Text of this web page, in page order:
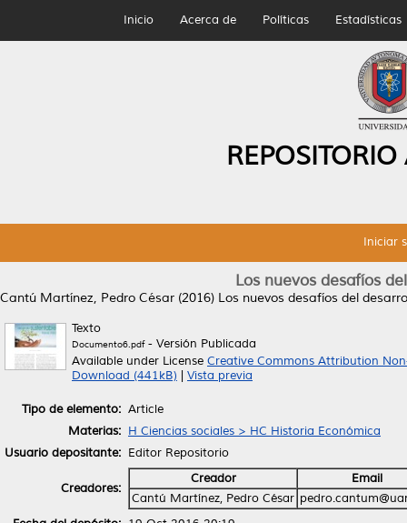
Inicio Acerca de Políticas Estadísticas
Iniciar
Los nuevos desafíos
Cantú Martínez, Pedro César (2016) Los nuevos desafíos del
Texto
Documento6.pdf- Versión Publicada
Available under License Creative Commons Attribution
Download (441kB)
Vista previa
Tipo de elemento: Article
Materias: H Ciencias sociales > HC Historia Económica
Usuario depositante: Editor Repositorio
Creadores:
Creador
Email
Cantú Martínez, Pedro César